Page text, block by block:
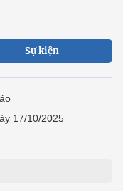
Sự kiện
17/10/2025